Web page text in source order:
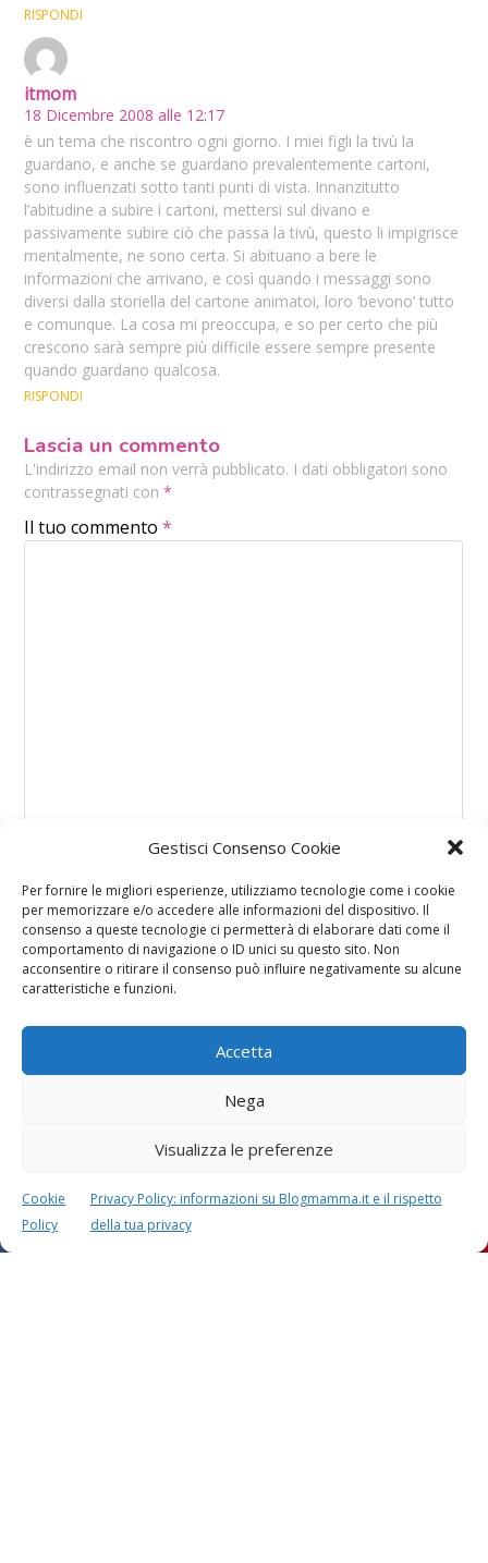
Gestisci Consenso Cookie
Per fornire le migliori esperienze, utilizziamo tecnologie come i cookie
per memorizzare e/o accedere alle informazioni del dispositivo. Il
consenso a queste tecnologie ci permetterà di elaborare dati come il
comportamento di navigazione o ID unici su questo sito. Non
acconsentire o ritirare il consenso può influire negativamente su alcune
caratteristiche e funzioni.
Accetta
Nega
Visualizza le preferenze
Cookie
Policy
Privacy Policy: informazioni su Blogmamma.it e il rispetto
della tua privacy
RISPONDI
itmom
18 Dicembre 2008 alle 12:17
è un tema che riscontro ogni giorno. I miei figli la tivù la
guardano, e anche se guardano prevalentemente cartoni,
sono influenzati sotto tanti punti di vista. Innanzitutto
l’abitudine a subire i cartoni, mettersi sul divano e
passivamente subire ciò che passa la tivù, questo li impigrisce
mentalmente, ne sono certa. Si abituano a bere le
informazioni che arrivano, e così quando i messaggi sono
diversi dalla storiella del cartone animatoi, loro ‘bevono’ tutto
e comunque. La cosa mi preoccupa, e so per certo che più
crescono sarà sempre più difficile essere sempre presente
quando guardano qualcosa.
RISPONDI
Lascia un commento
L'indirizzo email non verrà pubblicato. I dati obbligatori sono
contrassegnati con*
Il tuo commento*